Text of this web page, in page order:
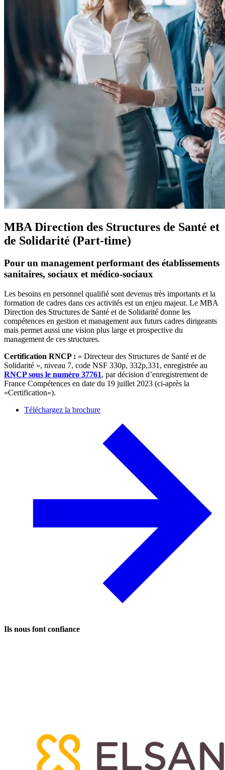
MBA Direction des Structures de Santé et
de Solidarité (Part-time)
Pour un management performant des établissements
sanitaires, sociaux et médico-sociaux
Les besoins en personnel qualifié sont devenus très importants et la
formation de cadres dans ces activités est un enjeu majeur. Le MBA
Direction des Structures de Santé et de Solidarité donne les
compétences en gestion et management aux futurs cadres dirigeants
mais permet aussi une vision plus large et prospective du
management de ces structures.
Certification RNCP : « Directeur des Structures de Santé et de
Solidarité », niveau 7, code NSF 330p, 332p,331, enregistrée au
RNCP sous le numéro 37761, par décision d’enregistrement de
France Compétences en date du 19 juillet 2023 (ci-après la
«Certification»).
Téléchargez la brochure
Ils nous font confiance